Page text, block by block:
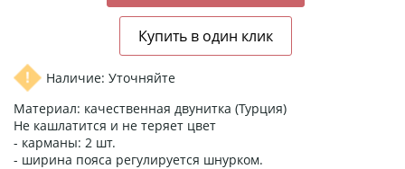
Наличие: Уточняйте
Материал: качественная двунитка (Турция)
Не кашлатится и не теряет цвет
- карманы: 2 шт.
- ширина пояса регулируется шнурком.